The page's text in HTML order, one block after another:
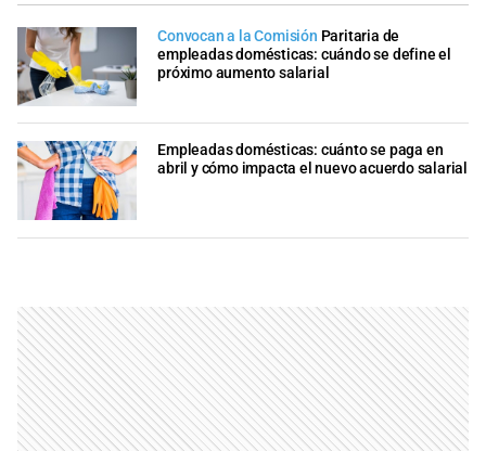
Convocan a la Comisión Paritaria de
empleadas domésticas: cuándo se define el
próximo aumento salarial
Empleadas domésticas: cuánto se paga en
abril y cómo impacta el nuevo acuerdo salarial